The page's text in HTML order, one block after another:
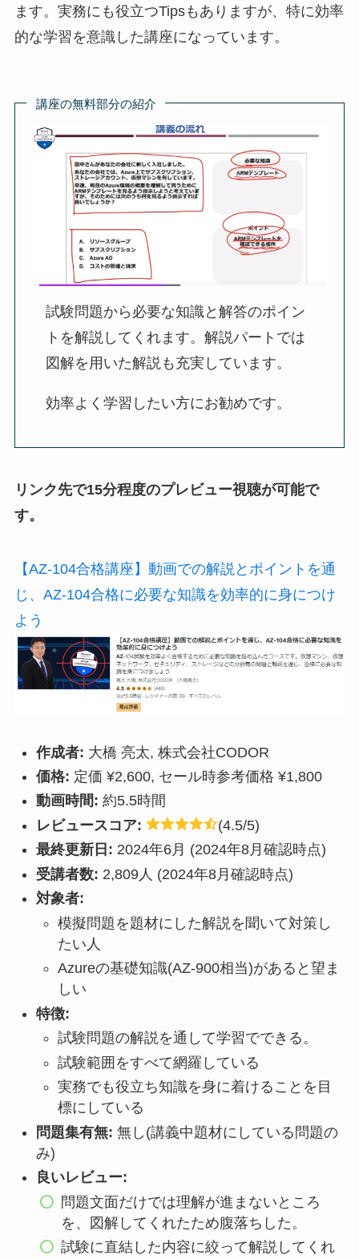
ます。実務にも役立つTipsもありますが、特に効率
的な学習を意識した講座になっています。
講座の無料部分の紹介
試験問題から必要な知識と解答のポイン
トを解説してくれます。解説パートでは
図解を用いた解説も充実しています。
効率よく学習したい方にお勧めです。
リンク先で15分程度のプレビュー視聴が可能で
す。
【AZ-104合格講座】動画での解説とポイントを通
じ、AZ-104合格に必要な知識を効率的に身につけ
よう
作成者: 大橋 亮太, 株式会社CODOR
価格: 定価 ¥2,600, セール時参考価格 ¥1,800
動画時間: 約5.5時間
レビュースコア:
(4.5/5)
最終更新日: 2024年6月 (2024年8月確認時点)
受講者数: 2,809人 (2024年8月確認時点)
対象者:
模擬問題を題材にした解説を聞いて対策し
たい人
Azureの基礎知識(AZ-900相当)があると望ま
しい
特徴:
試験問題の解説を通して学習でできる。
試験範囲をすべて網羅している
実務でも役立ち知識を身に着けることを目
標にしている
問題集有無: 無し(講義中題材にしている問題の
み)
良いレビュー:
問題文面だけでは理解が進まないところ
を、図解してくれたため腹落ちした。
試験に直結した内容に絞って解説してくれ